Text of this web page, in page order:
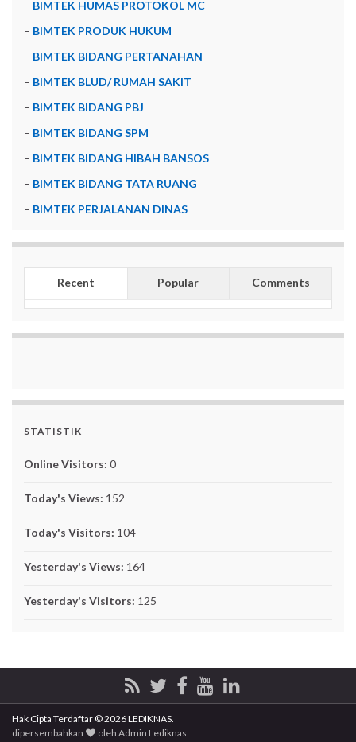
– BIMTEK HUMAS PROTOKOL MC
– BIMTEK PRODUK HUKUM
– BIMTEK BIDANG PERTANAHAN
– BIMTEK BLUD/ RUMAH SAKIT
– BIMTEK BIDANG PBJ
– BIMTEK BIDANG SPM
– BIMTEK BIDANG HIBAH BANSOS
– BIMTEK BIDANG TATA RUANG
– BIMTEK PERJALANAN DINAS
Recent Popular Comments
STATISTIK
Online Visitors: 0
Today's Views: 152
Today's Visitors: 104
Yesterday's Views: 164
Yesterday's Visitors: 125
Hak Cipta Terdaftar © 2026 LEDIKNAS.
dipersembahkan
olehAdmin Lediknas.